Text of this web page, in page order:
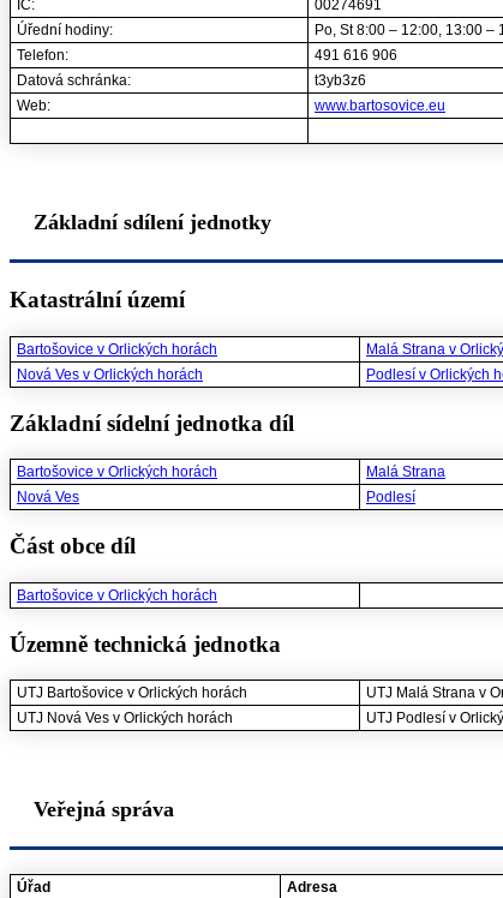
IČ:
00274691
Úřední hodiny:
Po, St 8:00 – 12:00, 13:00 –
Telefon:
491 616 906
Datová schránka:
t3yb3z6
Web:
www.bartosovice.eu
Základní sdílení jednotky
Katastrální území
Bartošovice v Orlických horách Malá Strana v
Nová Ves v Orlických horách
Podlesí v Orlických
Základní sídelní jednotka díl
Bartošovice v Orlických horách Malá Strana
Nová Ves
Podlesí
Část obce díl
Bartošovice v Orlických horách
Územně technická jednotka
UTJ Bartošovice v Orlických horách UTJ Malá Strana v
UTJ Nová Ves v Orlických horách
UTJ Podlesí v
Veřejná správa
Úřad Adresa